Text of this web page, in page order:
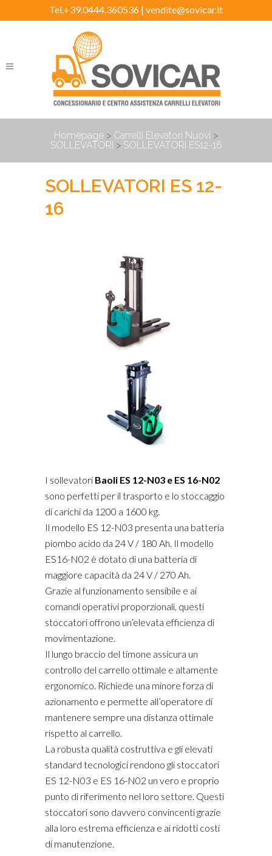
Tel.+39.0444.360536 | vendite@sovicar.it
Homepage > Carrelli Elevatori Nuovi >
SOLLEVATORI > SOLLEVATORI ES12-16
SOLLEVATORI ES 12-
16
I sollevatori Baoli ES 12-N03 e ES 16-N02
sono perfetti per il trasporto e lo stoccaggio
di carichi da 1200 a 1600 kg.
Il modello ES 12-N03 presenta una batteria
piombo acido da 24 V / 180 Ah. Il modello
ES16-N02 è dotato di una batteria di
maggiore capacità da 24 V / 270 Ah.
Grazie al funzionamento sensibile e ai
comandi operativi proporzionali, questi
stoccatori offrono un’elevata efficienza di
movimentazione.
Il lungo braccio del timone assicura un
controllo del carrello ottimale e altamente
ergonomico. Richiede una minore forza di
azionamento e permette all’operatore di
mantenere sempre una distanza ottimale
rispetto al carrello.
La robusta qualità costruttiva e gli elevati
standard tecnologici rendono gli stoccatori
ES 12-N03 e ES 16-N02 un vero e proprio
punto di riferimento nel loro settore. Questi
stoccatori sono davvero convincenti grazie
alla loro estrema efficienza e ai ridotti costi
di manutenzione.